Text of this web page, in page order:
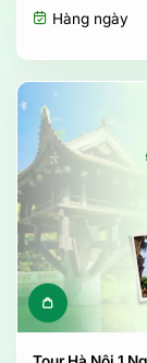
Hàng ngày